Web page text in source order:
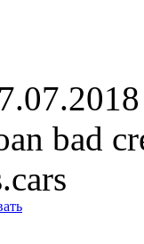
bad